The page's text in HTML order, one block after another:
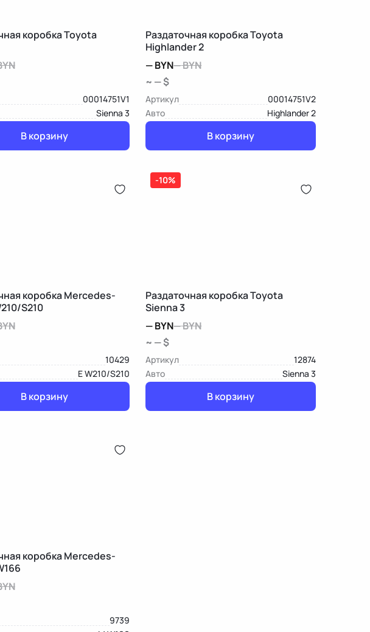
коробка Toyota
00014751V1
Sienna 3
В корзину
Раздаточная коробка Toyota
Highlander 2
—BYN—BYN
~ — $
Артикул
00014751V2
Авто
Highlander 2
В корзину
коробка Mercedes-
S210
10429
E W210/S210
В корзину
-10%
Раздаточная коробка Toyota
Sienna 3
—BYN—BYN
~ — $
Артикул
12874
Авто
Sienna 3
В корзину
коробка Mercedes-
9739